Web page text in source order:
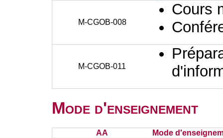
M-CGOB-008
Cours
M-CGOB-011
Mode d'enseignement
AA Mode